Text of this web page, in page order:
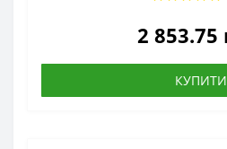
2 853.75
КУПИТИ